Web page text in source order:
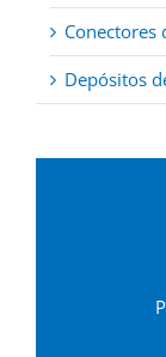
Conectores
Depósitos